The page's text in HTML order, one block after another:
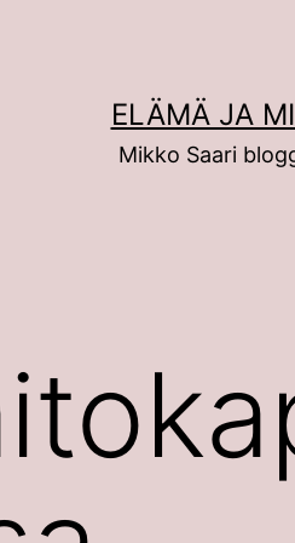
ELÄMÄ JA
Mikko Saari